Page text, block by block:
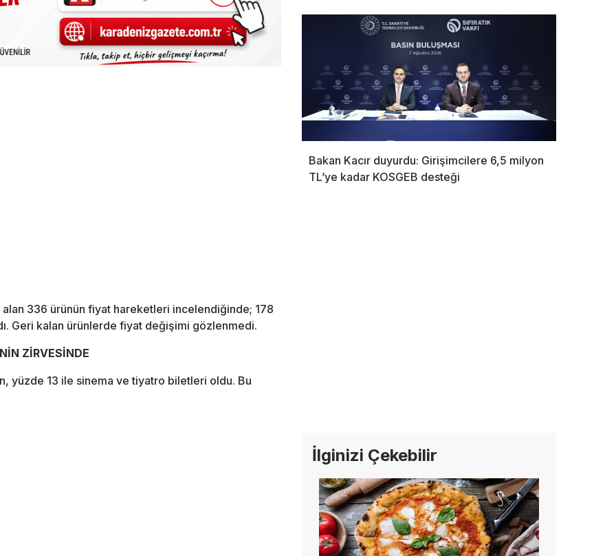
336 ürünün fiyat hareketleri incelendiğinde; 178
Geri kalan ürünlerde fiyat değişimi gözlenmedi.
ZİRVESİNDE
yüzde 13 ile sinema ve tiyatro biletleri oldu. Bu
Bakan Kacır duyurdu: Girişimcilere 6,5 milyon
TL’ye kadar KOSGEB desteği
İlginizi Çekebilir